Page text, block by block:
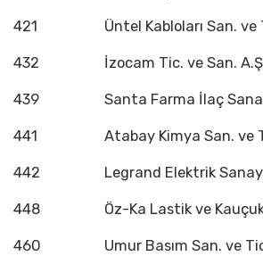
421 Üntel Kabloları San. ve
432 İzocam Tic. ve San.
439 Santa Farma İlaç
441 Atabay Kimya San. ve
442 Legrand Elektrik
448 Öz-Ka Lastik ve
460 Umur Basım San. ve